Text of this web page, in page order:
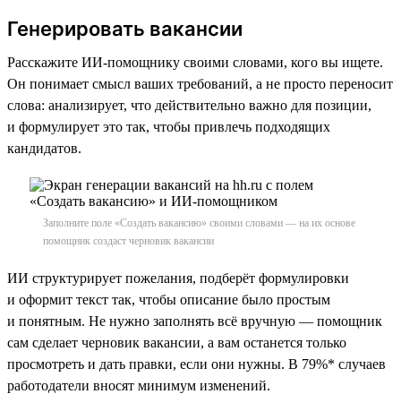
Генерировать вакансии
Расскажите ИИ-помощнику своими словами, кого вы ищете.
Он понимает смысл ваших требований, а не просто переносит
слова: анализирует, что действительно важно для позиции,
и формулирует это так, чтобы привлечь подходящих
кандидатов.
Заполните поле «Создать вакансию» своими словами — на их основе
помощник создаст черновик вакансии
ИИ структурирует пожелания, подберёт формулировки
и оформит текст так, чтобы описание было простым
и понятным. Не нужно заполнять всё вручную — помощник
сам сделает черновик вакансии, а вам останется только
просмотреть и дать правки, если они нужны. В 79%* случаев
работодатели вносят минимум изменений.